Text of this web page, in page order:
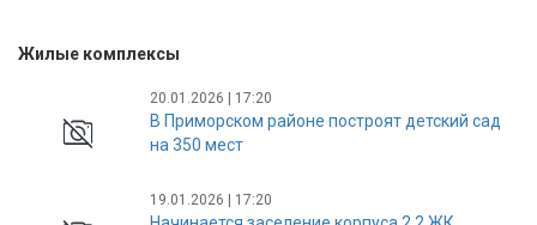
Жилые комплексы
20.01.2026 | 17:20
В Приморском районе построят детский сад
на 350 мест
19.01.2026 | 17:20